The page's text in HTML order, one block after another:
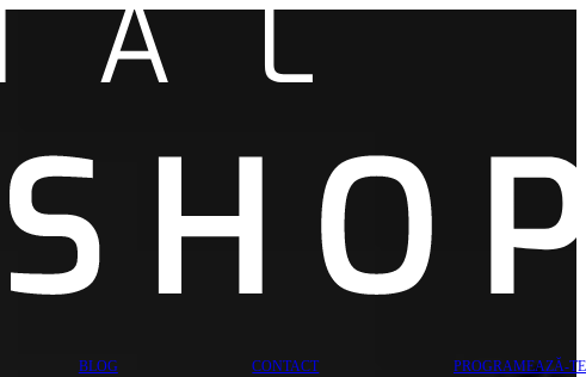
BLOG CONTACT PROGRAMEAZĂ-TE